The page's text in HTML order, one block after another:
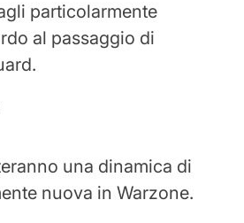
particolarmente
al passaggio di
una dinamica di
nuova in Warzone.